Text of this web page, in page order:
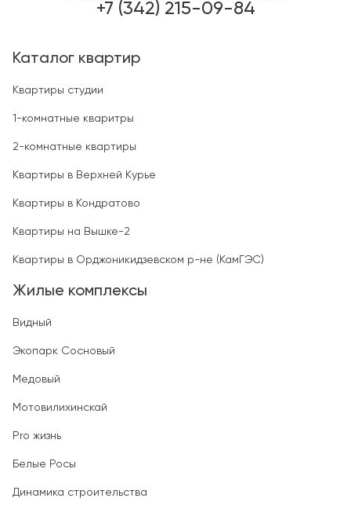
+7 (342) 215-09-84
Каталог квартир
Квартиры студии
1-комнатные кваритры
2-комнатные квартиры
Квартиры в Верхней Курье
Квартиры в Кондратово
Квартиры на Вышке-2
Квартиры в Орджоникидзевском р-не (КамГЭС)
Жилые комплексы
Видный
Экопарк Сосновый
Медовый
Мотовилихинскай
Pro жизнь
Белые Росы
Динамика строительства